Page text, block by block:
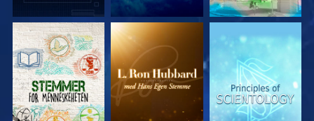
UTFORSK SERIEN UTFORSK SERIEN UTFORSK SERIEN